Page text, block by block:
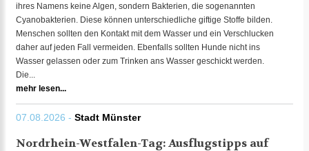
ihres Namens keine Algen, sondern Bakterien, die sogenannten
Cyanobakterien. Diese können unterschiedliche giftige Stoffe bilden.
Menschen sollten den Kontakt mit dem Wasser und ein Verschlucken
daher auf jeden Fall vermeiden. Ebenfalls sollten Hunde nicht ins
Wasser gelassen oder zum Trinken ans Wasser geschickt werden.
Die...
mehr lesen...
07.08.2026 - Stadt Münster
Nordrhein-Westfalen-Tag: Ausflugstipps auf